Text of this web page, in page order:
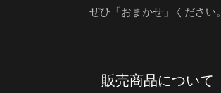
ぜひ「おまかせ」ください。
販売商品について